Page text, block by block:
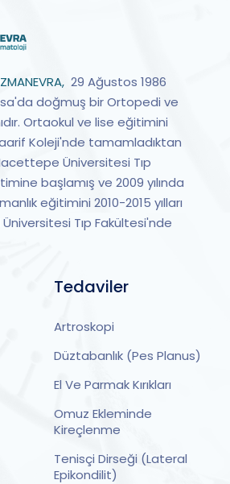
29 Ağustos 1986
doğmuş bir Ortopedi ve
Ortaokul ve lise eğitimini
Koleji'nde tamamladıktan
Üniversitesi Tıp
başlamış ve 2009 yılında
eğitimini 2010-2015 yılları
Üniversitesi Tıp Fakültesi'nde
Tedaviler
Artroskopi
Düztabanlık (Pes Planus)
El Ve Parmak Kırıkları
Omuz Ekleminde
Kireçlenme
Tenisçi Dirseği (Lateral
Epikondilit)